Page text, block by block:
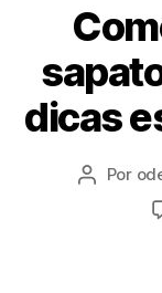
dicas
Autor
Por